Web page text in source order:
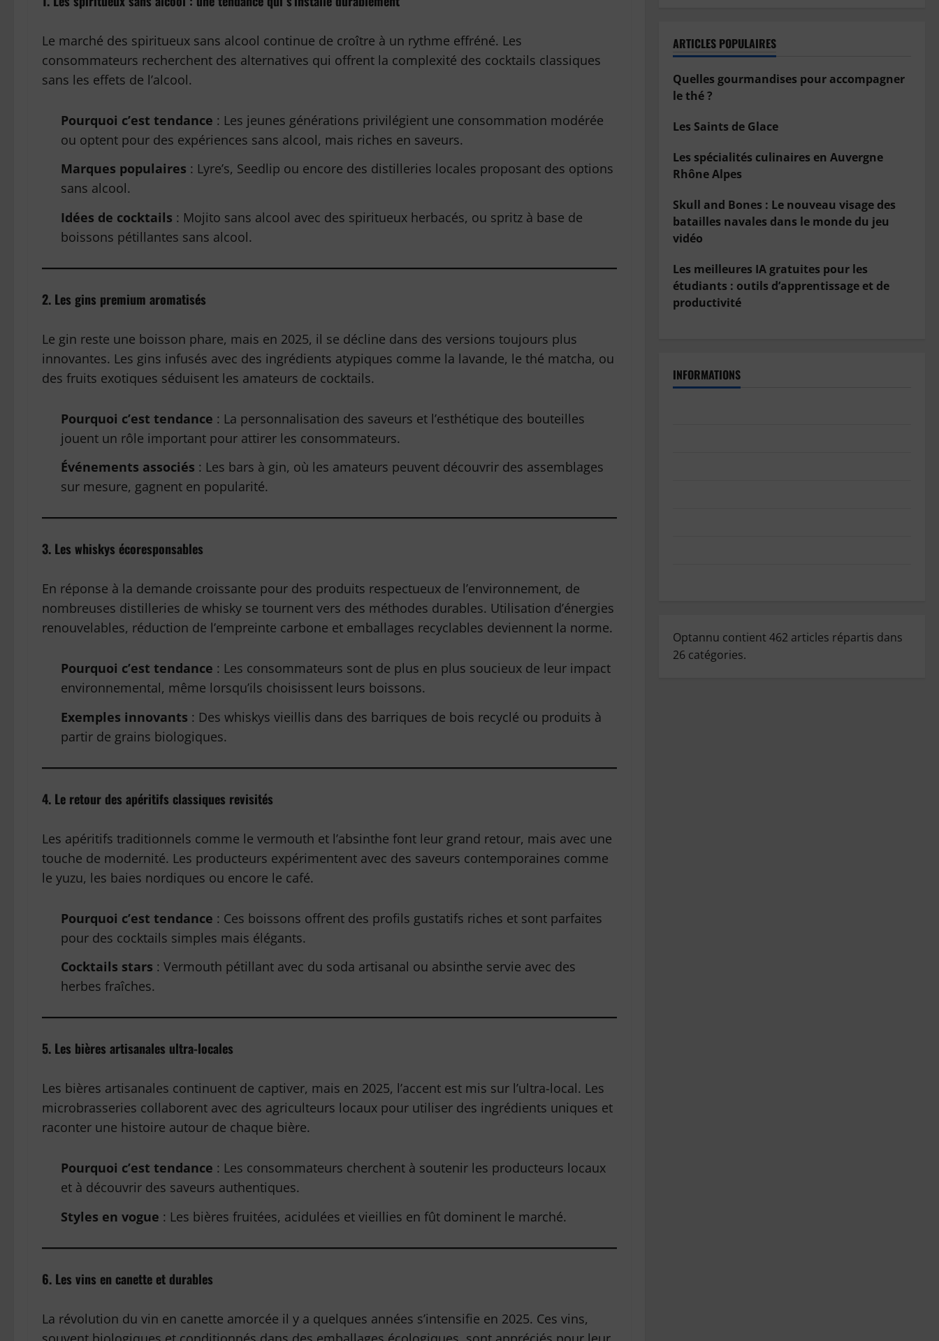
Le marché des spiritueux sans alcool continue de croître à un rythme effréné. Les
consommateurs recherchent des alternatives qui offrent la complexité des cocktails classiques
sans les effets de l’alcool.
Pourquoi c’est tendance : Les jeunes générations privilégient une consommation modérée
ou optent pour des expériences sans alcool, mais riches en saveurs.
Marques populaires : Lyre’s, Seedlip ou encore des distilleries locales proposant des options
sans alcool.
Idées de cocktails : Mojito sans alcool avec des spiritueux herbacés, ou spritz à base de
boissons pétillantes sans alcool.
2. Les gins premium aromatisés
Le gin reste une boisson phare, mais en 2025, il se décline dans des versions toujours plus
innovantes. Les gins infusés avec des ingrédients atypiques comme la lavande, le thé matcha, ou
des fruits exotiques séduisent les amateurs de cocktails.
Pourquoi c’est tendance : La personnalisation des saveurs et l’esthétique des bouteilles
jouent un rôle important pour attirer les consommateurs.
Événements associés : Les bars à gin, où les amateurs peuvent découvrir des assemblages
sur mesure, gagnent en popularité.
3. Les whiskys écoresponsables
En réponse à la demande croissante pour des produits respectueux de l’environnement, de
nombreuses distilleries de whisky se tournent vers des méthodes durables. Utilisation d’énergies
renouvelables, réduction de l’empreinte carbone et emballages recyclables deviennent la norme.
Pourquoi c’est tendance : Les consommateurs sont de plus en plus soucieux de leur impact
environnemental, même lorsqu’ils choisissent leurs boissons.
Exemples innovants : Des whiskys vieillis dans des barriques de bois recyclé ou produits à
partir de grains biologiques.
4. Le retour des apéritifs classiques revisités
Les apéritifs traditionnels comme le vermouth et l’absinthe font leur grand retour, mais avec une
touche de modernité. Les producteurs expérimentent avec des saveurs contemporaines comme
le yuzu, les baies nordiques ou encore le café.
Pourquoi c’est tendance : Ces boissons offrent des profils gustatifs riches et sont parfaites
pour des cocktails simples mais élégants.
Cocktails stars : Vermouth pétillant avec du soda artisanal ou absinthe servie avec des
herbes fraîches.
5. Les bières artisanales ultra-locales
Les bières artisanales continuent de captiver, mais en 2025, l’accent est mis sur l’ultra-local. Les
microbrasseries collaborent avec des agriculteurs locaux pour utiliser des ingrédients uniques et
raconter une histoire autour de chaque bière.
Pourquoi c’est tendance : Les consommateurs cherchent à soutenir les producteurs locaux
et à découvrir des saveurs authentiques.
Styles en vogue : Les bières fruitées, acidulées et vieillies en fût dominent le marché.
6. Les vins en canette et durables
La révolution du vin en canette amorcée il y a quelques années s’intensifie en 2025. Ces vins,
ARTICLES POPULAIRES
Quelles gourmandises pour accompagner
le thé ?
Les Saints de Glace
Les spécialités culinaires en Auvergne
Rhône Alpes
Skull and Bones : Le nouveau visage des
batailles navales dans le monde du jeu
vidéo
Les meilleures IA gratuites pour les
étudiants : outils d’apprentissage et de
productivité
INFORMATIONS
Optannu contient 462 articles répartis dans
26 catégories.